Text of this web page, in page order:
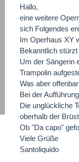
Hallo,
eine weitere
sich Folgendes
Im Operhaus XY
Bekanntlich
Um der Sängerin
Trampolin
Was aber
Bei der
Die unglückliche
oberhalb der
Ob "Da capo"
Viele Grüße
Santoliquido